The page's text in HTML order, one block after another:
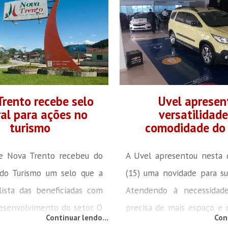
é intitulado como
imigração polonesa e
Edmundo Woś
considerado o pai da
no Brasil, a UNIFEBE
pedicure? Estão abertas
para cursos
atividades. As aulas
setembro, na Belladerme
Centro de Brusque. O ramo
manicure e...
recebe selo
para ações no
turismo
Nova Trento recebeu do
Turismo um selo que a
das beneficiadas com
do setor. O
Continuar lendo...
Uvel
comodidade do
A Uvel apresentou nesta
(15) uma novidade para
Atendendo à
precisa de mais espaço e